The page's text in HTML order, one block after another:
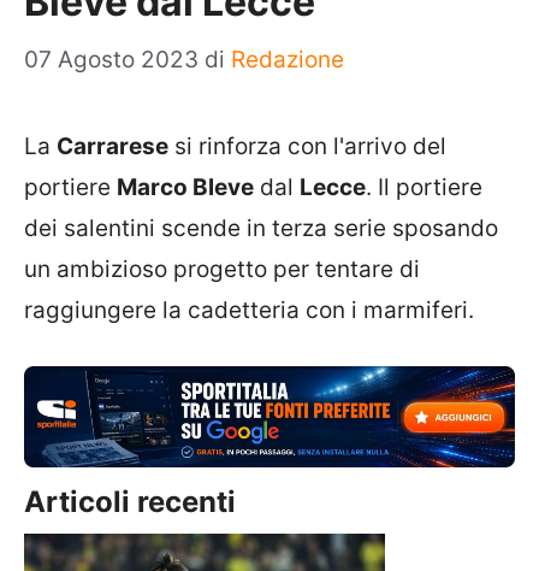
07 Agosto 2023 di Redazione
La Carrarese si rinforza con l'arrivo del
portiere Marco Bleve dal Lecce. Il portiere
dei salentini scende in terza serie sposando
un ambizioso progetto per tentare di
raggiungere la cadetteria con i marmiferi.
Articoli recenti